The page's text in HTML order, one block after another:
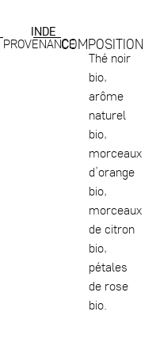
PROVENANCE
INDE
COMPOSITION
Thé noir
bio,
arôme
naturel
bio,
morceaux
d’orange
bio,
morceaux
de citron
bio,
pétales
de rose
bio.